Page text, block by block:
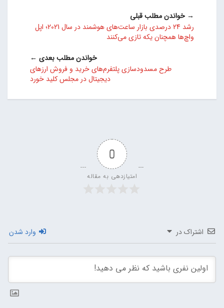
→ خواندن مطلب قبلی
رشد 24 درصدی بازار ساعت‌های هوشمند در سال 2021؛ اپل
واچ‌ها همچنان یکه تازی می‌کنند
خواندن مطلب بعدی ←
طرح مسدودسازی پلتفرم‌های خرید و فروش ارزهای
دیجیتال در مجلس کلید خورد
0
امتیازدهی به مقاله
اشتراک در وارد شدن